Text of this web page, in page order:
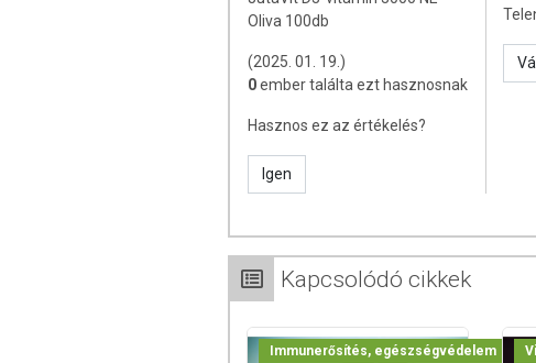
Oliva 100db
(2025. 01. 19.)
0ember találta ezt hasznosnak
Hasznos ez az értékelés?
Igen
Kapcsolódó cikkek
Immunerősítés, egészségvédelem